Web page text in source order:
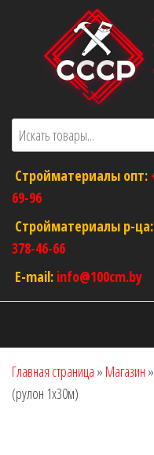
содержимому
ООО "Склад
Стройматериалы опт:
69-96
Стройматериалы р-ца:
378-46-66
E-mail: info@100cm.by
Главная страница » Магазин »
(рулон 1х30м)